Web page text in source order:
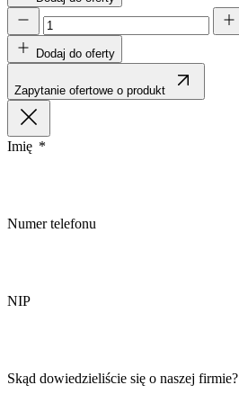
Dodaj do oferty
Zapytanie ofertowe o produkt
Imię
Numer telefonu
NIP
Skąd dowiedzieliście się o naszej firmie?